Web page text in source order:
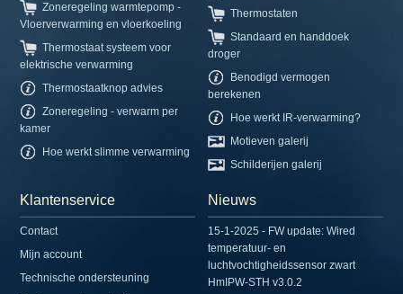
Zoneregeling warmtepomp -
Vloerverwarming en vloerkoeling
Thermostaat systeem voor
elektrische verwarming
Thermostaatknop advies
Zoneregeling - verwarm per
kamer
Hoe werkt slimme verwarming
Thermostaten
Standaard en handdoek
droger
Benodigd vermogen
berekenen
Hoe werkt IR-verwarming?
Motieven galerij
Schilderijen galerij
Klantenservice
Contact
Mijn account
Technische ondersteuning
Nieuws
15-1-2025 - FW update: Wired
temperatuur- en
luchtvochtigheidssensor zwart
HmIPW-STH v3.0.2